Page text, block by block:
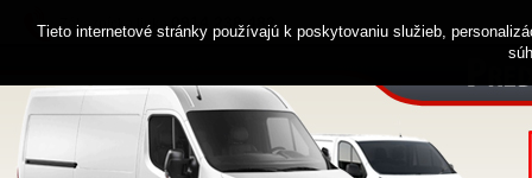
Zákaznícka linka 0914 238 482
Tieto internetové stránky používajú k poskytovaniu služieb,